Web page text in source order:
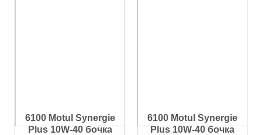
6100 Motul Synergie
Plus 10W-40 бочка
6100 Motul Synergie
Plus 10W-40 бочка